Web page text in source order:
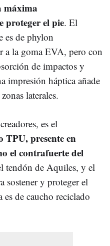
máxima
proteger el pie. El
es de phylon
a la goma EVA, pero con
de impactos y
impresión háptica añade
laterales.
es el
presente en
el contrafuerte del
tendón de Aquiles, y el
sostener y proteger el
de caucho reciclado